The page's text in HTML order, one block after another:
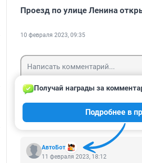
Проезд по улице Ленина
10 февраля 2023, 09:35
АвтоБот
Получай награды за
Подробнее в
11 февраля 2023, 18:12